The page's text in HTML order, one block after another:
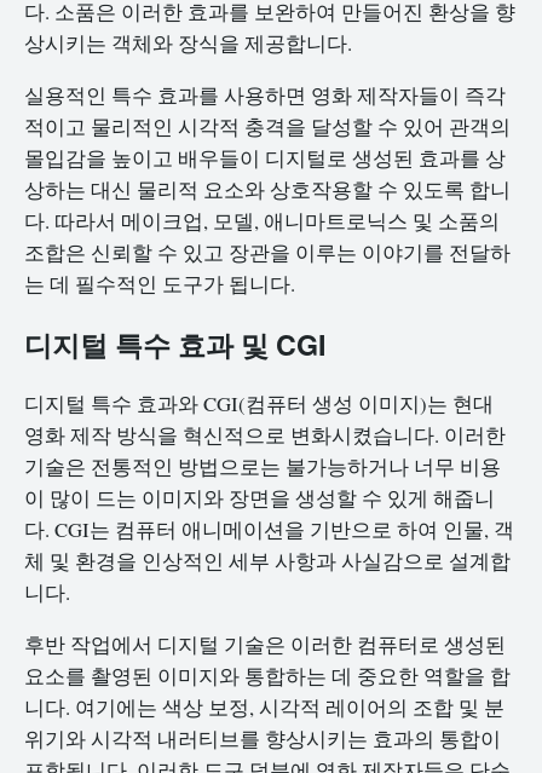
다. 소품은 이러한 효과를 보완하여 만들어진 환상을 향
상시키는 객체와 장식을 제공합니다.
실용적인 특수 효과를 사용하면 영화 제작자들이 즉각
적이고 물리적인 시각적 충격을 달성할 수 있어 관객의
몰입감을 높이고 배우들이 디지털로 생성된 효과를 상
상하는 대신 물리적 요소와 상호작용할 수 있도록 합니
다. 따라서 메이크업, 모델, 애니마트로닉스 및 소품의
조합은 신뢰할 수 있고 장관을 이루는 이야기를 전달하
는 데 필수적인 도구가 됩니다.
디지털 특수 효과 및 CGI
디지털 특수 효과와 CGI(컴퓨터 생성 이미지)는 현대
영화 제작 방식을 혁신적으로 변화시켰습니다. 이러한
기술은 전통적인 방법으로는 불가능하거나 너무 비용
이 많이 드는 이미지와 장면을 생성할 수 있게 해줍니
다. CGI는 컴퓨터 애니메이션을 기반으로 하여 인물, 객
체 및 환경을 인상적인 세부 사항과 사실감으로 설계합
니다.
후반 작업에서 디지털 기술은 이러한 컴퓨터로 생성된
요소를 촬영된 이미지와 통합하는 데 중요한 역할을 합
니다. 여기에는 색상 보정, 시각적 레이어의 조합 및 분
위기와 시각적 내러티브를 향상시키는 효과의 통합이